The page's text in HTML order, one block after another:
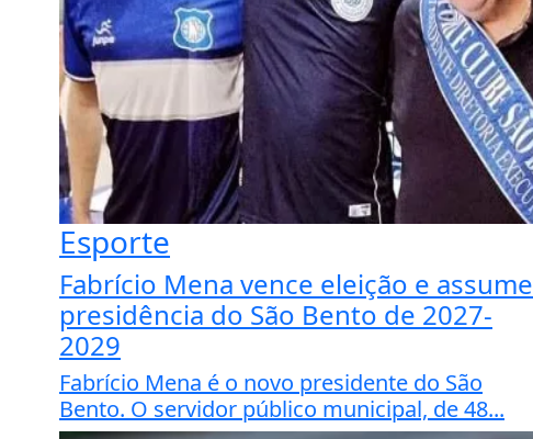
Esporte
Fabrício Mena vence eleição e assume
presidência do São Bento de 2027-
2029
Fabrício Mena é o novo presidente do São
Bento. O servidor público municipal, de 48...